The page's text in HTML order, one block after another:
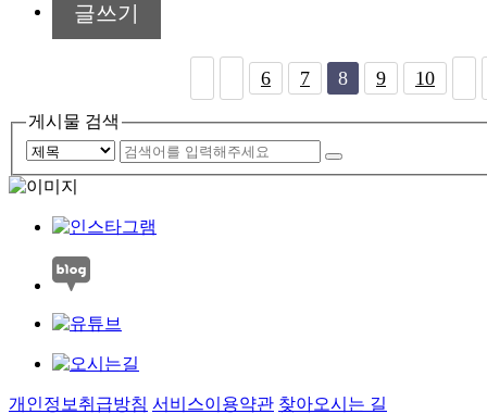
글쓰기
6 7 8 9 10
게시물 검색
개인정보취급방침 서비스이용약관 찾아오시는 길